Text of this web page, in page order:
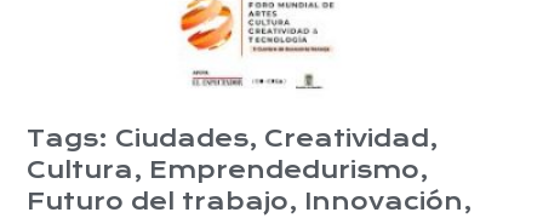
Tags: Ciudades, Creatividad ,
Cultura, Emprendedurismo,
Futuro del trabajo, Innovación,